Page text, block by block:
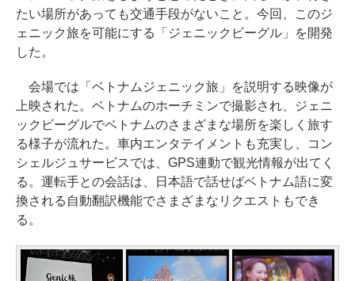
たい場所があっても交通手段がないこと。今回、このジ
ェニック旅を可能にする「ジェニックビーグル」を開発
した。
会場では「ベトナムジェニック旅」を説明する映像が
上映された。ベトナムのホーチミンで撮影され、ジェニ
ックビーグルでベトナムのさまざまな場所を楽しく旅す
る様子が流れた。車内エンタテイメントも充実し、コン
シェルジュサービスでは、GPS連動で観光情報が出てく
る。運転手との会話は、日本語で話せばベトナム語に変
換される自動翻訳機能でさまざまなリクエストもでき
る。